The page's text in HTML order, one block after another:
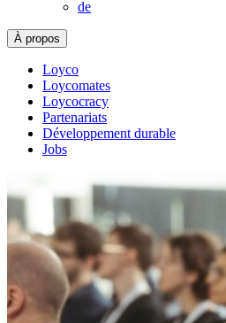
de
À propos
Loyco
Loycomates
Loycocracy
Partenariats
Développement durable
Jobs